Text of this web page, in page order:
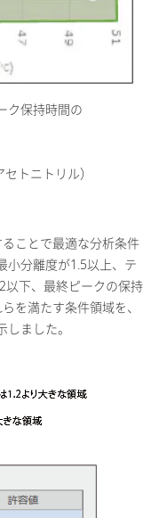
ク保持時間の
トニトリル）
ことで最適な分析条件
小分離度が1.5以上、テ
以下、最終ピークの保持
を満たす条件領域を、
ました。